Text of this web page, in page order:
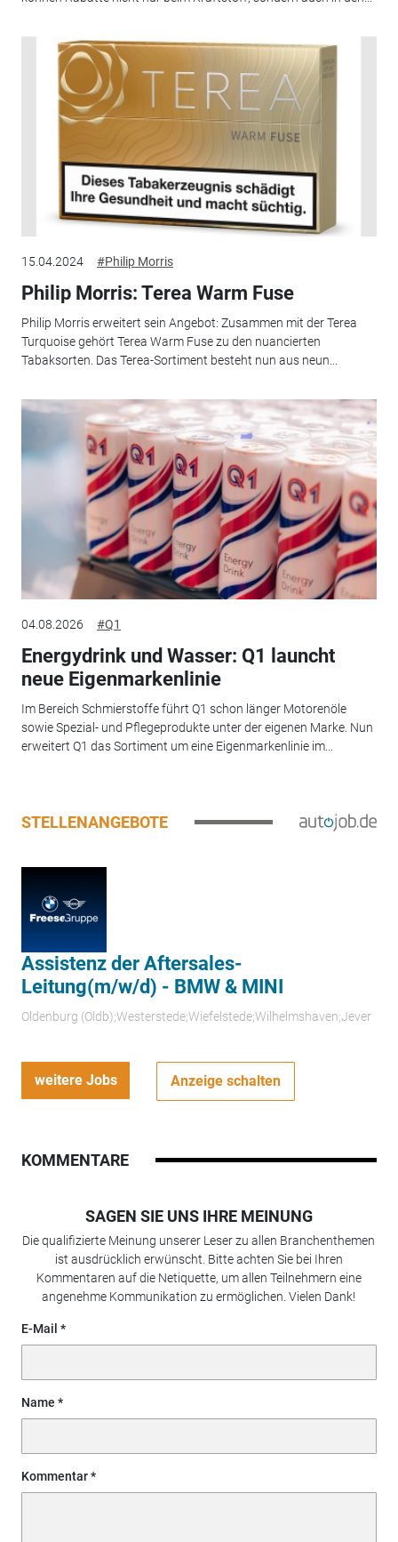
15.04.2024 #Philip Morris
Philip Morris: Terea Warm Fuse
Philip Morris erweitert sein Angebot: Zusammen mit der Terea
Turquoise gehört Terea Warm Fuse zu den nuancierten
Tabaksorten. Das Terea-Sortiment besteht nun aus neun...
04.08.2026 #Q1
Energydrink und Wasser: Q1 launcht
neue Eigenmarkenlinie
Im Bereich Schmierstoffe führt Q1 schon länger Motorenöle
sowie Spezial- und Pflegeprodukte unter der eigenen Marke. Nun
erweitert Q1 das Sortiment um eine Eigenmarkenlinie im...
STELLENANGEBOTE
Assistenz der Aftersales-
Leitung(m/w/d) - BMW & MINI
Oldenburg (Oldb);Westerstede;Wiefelstede;Wilhelmshaven;Jever
weitere Jobs Anzeige schalten
KOMMENTARE
SAGEN SIE UNS IHRE MEINUNG
Die qualifizierte Meinung unserer Leser zu allen Branchenthemen
ist ausdrücklich erwünscht. Bitte achten Sie bei Ihren
Kommentaren auf die Netiquette, um allen Teilnehmern eine
angenehme Kommunikation zu ermöglichen. Vielen Dank!
E-Mail
Name
Kommentar